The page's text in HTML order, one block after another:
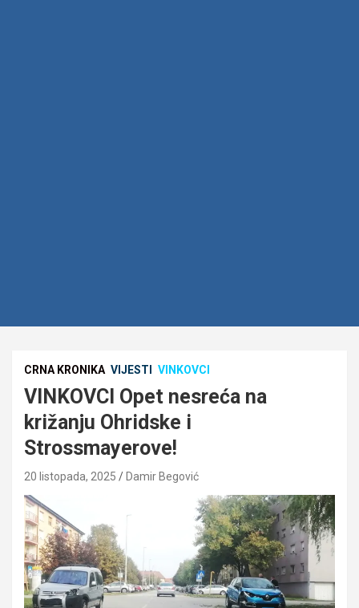
CRNA KRONIKA VIJESTI VINKOVCI
VINKOVCI Opet nesreća na
križanju Ohridske i
Strossmayerove!
20 listopada, 2025 Damir Begović